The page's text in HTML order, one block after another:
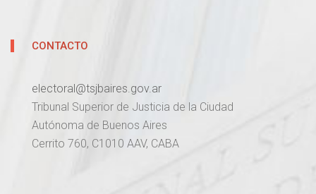
CONTACTO
electoral@tsjbaires.gov.ar
Tribunal Superior de Justicia de la Ciudad
Autónoma de Buenos Aires
Cerrito 760, C1010 AAV, CABA